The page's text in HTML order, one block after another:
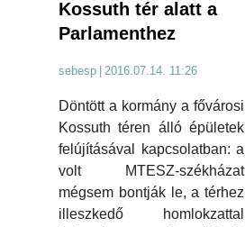
Kossuth tér alatt a
Parlamenthez
sebesp 2016.07.14. 11:26
Döntött a kormány a fővárosi
Kossuth téren álló épületek
felújításával kapcsolatban: a
volt MTESZ-székházat
mégsem bontják le, a térhez
illeszkedő homlokzattal